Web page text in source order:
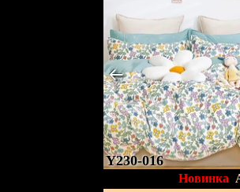
Y230-016
Новинка